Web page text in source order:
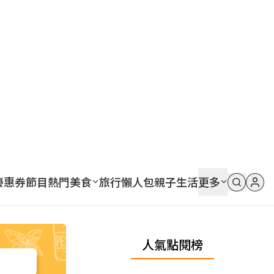
惠券節目熱門美食 旅行懶人包親子生活更多
人氣點閱榜